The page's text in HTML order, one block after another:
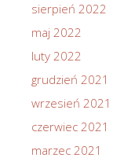
sierpień 2022
maj 2022
luty 2022
grudzień 2021
wrzesień 2021
czerwiec 2021
marzec 2021